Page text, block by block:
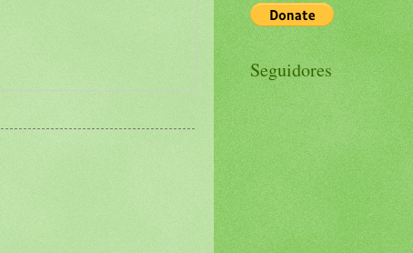
Seguidores